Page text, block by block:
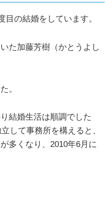
目の結婚をしています。
た加藤芳樹（かとうよし
。
結婚生活は順調でした
して事務所を構えると、
多くなり、2010年6月に